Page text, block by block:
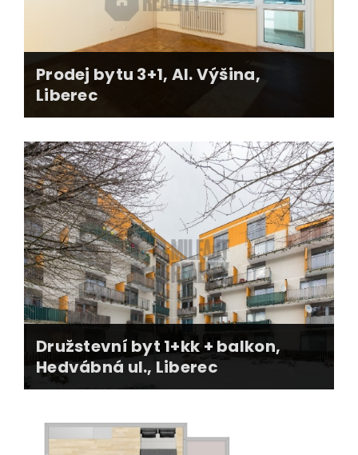
Prodej bytu 3+1, Al. Výšina,
Liberec
zajištění dokumentace k prodeji
inzerce, podpůrné kampaňě
prodejní servis pro kupujícího
výmaz věcných břemen
právní servis + úschova
předání a přehlášení nemovitosti
daňové poradenství
Družstevní byt 1+kk + balkon,
Hedvábná ul., Liberec